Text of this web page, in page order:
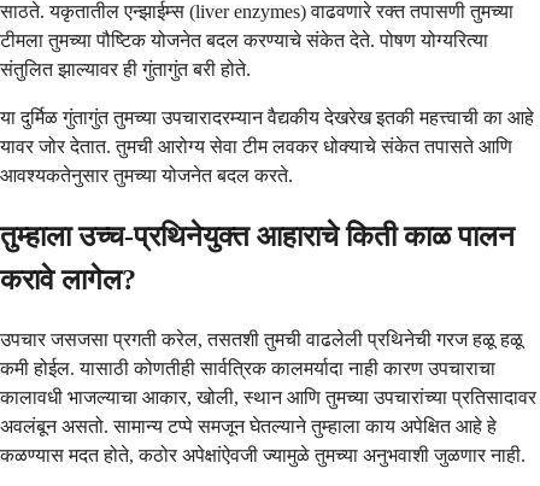
साठते. यकृतातील एन्झाईम्स (liver enzymes) वाढवणारे रक्त तपासणी तुमच्या
टीमला तुमच्या पौष्टिक योजनेत बदल करण्याचे संकेत देते. पोषण योग्यरित्या
संतुलित झाल्यावर ही गुंतागुंत बरी होते.
या दुर्मिळ गुंतागुंत तुमच्या उपचारादरम्यान वैद्यकीय देखरेख इतकी महत्त्वाची का आहे
यावर जोर देतात. तुमची आरोग्य सेवा टीम लवकर धोक्याचे संकेत तपासते आणि
आवश्यकतेनुसार तुमच्या योजनेत बदल करते.
तुम्हाला उच्च-प्रथिनेयुक्त आहाराचे किती काळ पालन
करावे लागेल?
उपचार जसजसा प्रगती करेल, तसतशी तुमची वाढलेली प्रथिनेची गरज हळू हळू
कमी होईल. यासाठी कोणतीही सार्वत्रिक कालमर्यादा नाही कारण उपचाराचा
कालावधी भाजल्याचा आकार, खोली, स्थान आणि तुमच्या उपचारांच्या प्रतिसादावर
अवलंबून असतो. सामान्य टप्पे समजून घेतल्याने तुम्हाला काय अपेक्षित आहे हे
कळण्यास मदत होते, कठोर अपेक्षांऐवजी ज्यामुळे तुमच्या अनुभवाशी जुळणार नाही.